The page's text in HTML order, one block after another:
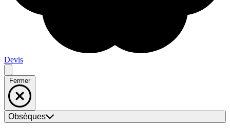
Devis
Fermer
Obsèques